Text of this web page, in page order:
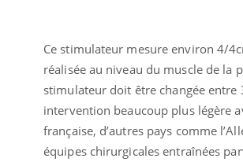
Ce stimulateur mesure environ 4/
réalisée au niveau du muscle de la
stimulateur doit être changée entre
intervention beaucoup plus légère
française, d’autres pays comme
équipes chirurgicales entraînées
freiner la propagation du
cancer ?
Pourquoi manger moins
de protéines pourrait
finalement être bénéfique